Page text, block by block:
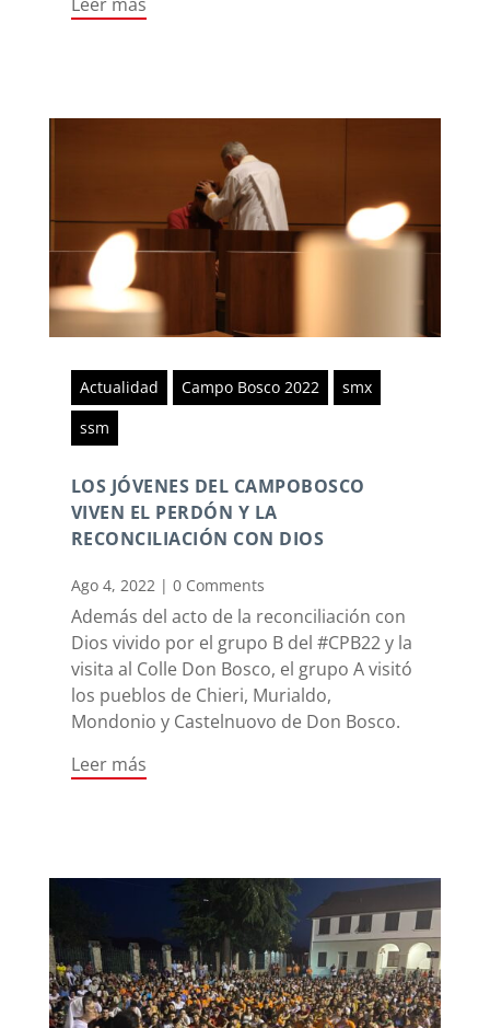
Actualidad Campo Bosco 2022
smx
ssm
LOS JÓVENES DEL CAMPOBOSCO
VIVEN EL PERDÓN Y LA
RECONCILIACIÓN CON DIOS
Ago 4, 2022| 0 Comments
Además del acto de la reconciliación con
Dios vivido por el grupo B del #CPB22 y la
visita al Colle Don Bosco, el grupo A visitó
los pueblos de Chieri, Murialdo,
Mondonio y Castelnuovo de Don Bosco.
Leer más